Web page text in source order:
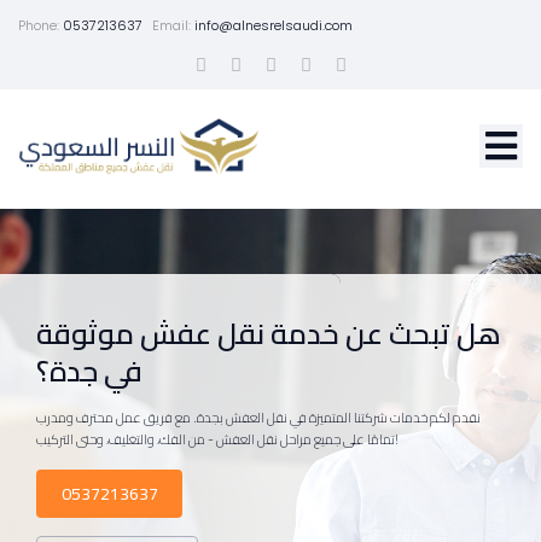
Phone: 0537213637 Email:info@alnesrelsaudi.com
هل تبحث عن خدمة نقل عفش موثوقة
في جدة؟
نقدم لكم خدمات شركتنا المتميزة في نقل العفش بجدة. مع فريق عمل محترف ومدرب
تمامًا على جميع مراحل نقل العفش - من الفك، والتغليف، وحتى التركيب!
0537213637